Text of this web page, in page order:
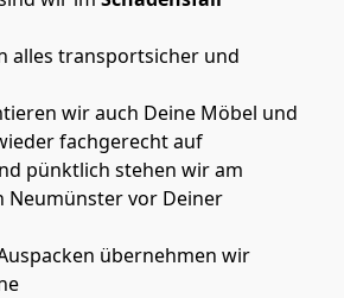
alles transportsicher und
wir auch Deine Möbel und
fachgerecht auf
pünktlich stehen wir am
Neumünster vor Deiner
übernehmen wir